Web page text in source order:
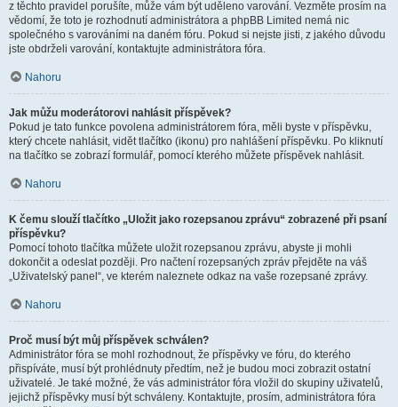
z těchto pravidel porušíte, může vám být uděleno varování. Vezměte prosím na
vědomí, že toto je rozhodnutí administrátora a phpBB Limited nemá nic
společného s varováními na daném fóru. Pokud si nejste jisti, z jakého důvodu
jste obdrželi varování, kontaktujte administrátora fóra.
Nahoru
Jak můžu moderátorovi nahlásit příspěvek?
Pokud je tato funkce povolena administrátorem fóra, měli byste v příspěvku,
který chcete nahlásit, vidět tlačítko (ikonu) pro nahlášení příspěvku. Po kliknutí
na tlačítko se zobrazí formulář, pomocí kterého můžete příspěvek nahlásit.
Nahoru
K čemu slouží tlačítko „Uložit jako rozepsanou zprávu“ zobrazené při psaní
příspěvku?
Pomocí tohoto tlačítka můžete uložit rozepsanou zprávu, abyste ji mohli
dokončit a odeslat později. Pro načtení rozepsaných zpráv přejděte na váš
„Uživatelský panel“, ve kterém naleznete odkaz na vaše rozepsané zprávy.
Nahoru
Proč musí být můj příspěvek schválen?
Administrátor fóra se mohl rozhodnout, že příspěvky ve fóru, do kterého
přispíváte, musí být prohlédnuty předtím, než je budou moci zobrazit ostatní
uživatelé. Je také možné, že vás administrátor fóra vložil do skupiny uživatelů,
jejichž příspěvky musí být schváleny. Kontaktujte, prosím, administrátora fóra